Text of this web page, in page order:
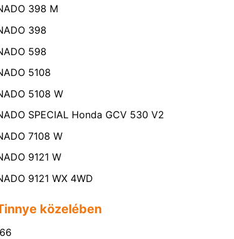
398 M
398
598
5108
5108 W
SPECIAL Honda GCV 530 V2
7108 W
9121 W
9121 WX 4WD
közelében